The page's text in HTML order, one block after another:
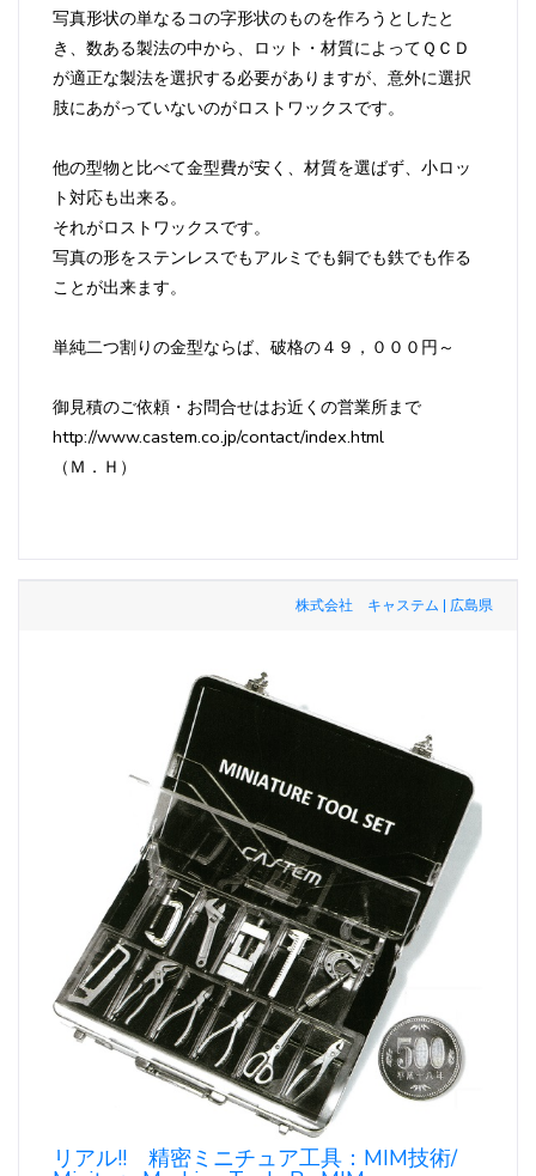
写真形状の単なるコの字形状のものを作ろうとしたと
き、数ある製法の中から、ロット・材質によってＱＣＤ
が適正な製法を選択する必要がありますが、意外に選択
肢にあがっていないのがロストワックスです。
他の型物と比べて金型費が安く、材質を選ばず、小ロッ
ト対応も出来る。
それがロストワックスです。
写真の形をステンレスでもアルミでも銅でも鉄でも作る
ことが出来ます。
単純二つ割りの金型ならば、破格の４９，０００円～
御見積のご依頼・お問合せはお近くの営業所まで
http://www.castem.co.jp/contact/index.html
（Ｍ．Ｈ）
株式会社 キャステム | 広島県
リアル!! 精密ミニチュア工具：MIM技術/